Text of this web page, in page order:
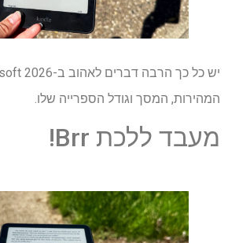
המהירות, המסך וגודל הספרייה שלו.
מעבד ללכת Brr!